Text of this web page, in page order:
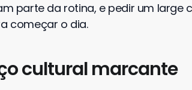
parte da rotina, e pedir um large
começar o dia.
cultural marcante